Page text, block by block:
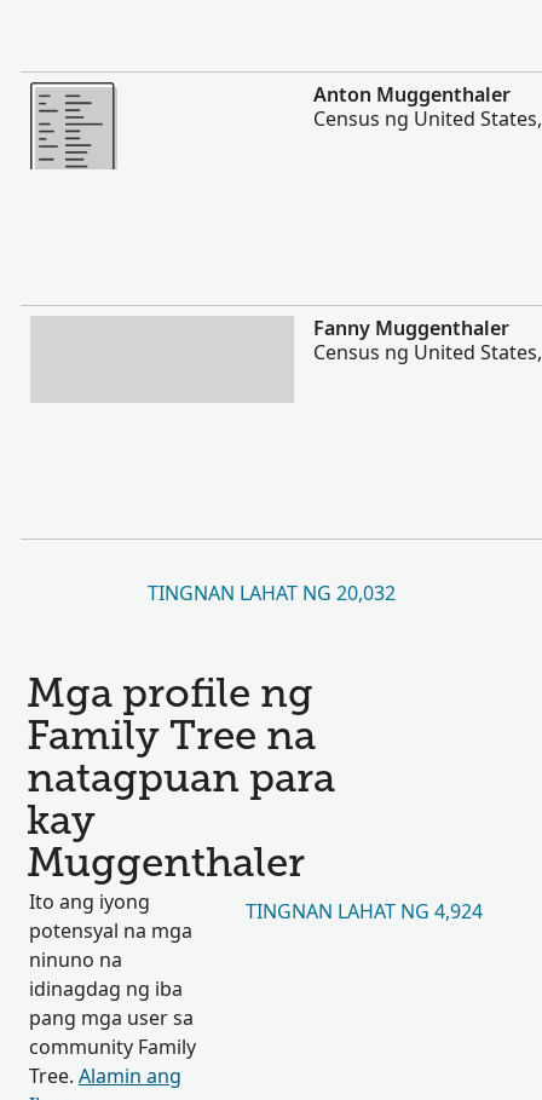
Magpakita ng mas marami
Anton Muggenthaler
Census ng United
Magpakita ng mas marami
Fanny Muggenthaler
Census ng United
TINGNAN LAHAT NG 20,032
Mga profile ng
Family Tree na
natagpuan para
kay
Muggenthaler
Ito ang iyong
potensyal na mga
ninuno na
idinagdag ng iba
pang mga user sa
community Family
Tree. Alamin ang
TINGNAN LAHAT NG 4,924